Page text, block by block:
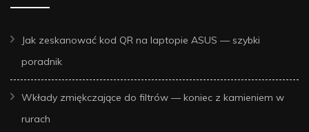
Jak zeskanować kod QR na laptopie ASUS — szybki
poradnik
Wkłady zmiękczające do filtrów — koniec z kamieniem w
rurach